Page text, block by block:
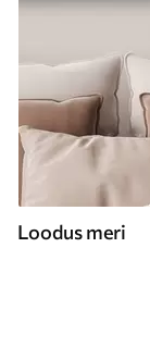
Loodus meri